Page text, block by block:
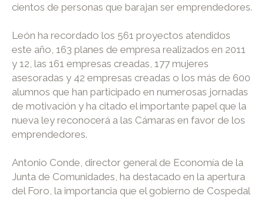
cientos de personas que barajan ser emprendedores.
León ha recordado los 561 proyectos atendidos
este año, 163 planes de empresa realizados en 2011
y 12, las 161 empresas creadas, 177 mujeres
asesoradas y 42 empresas creadas o los más de 600
alumnos que han participado en numerosas jornadas
de motivación y ha citado el importante papel que la
nueva ley reconocerá a las Cámaras en favor de los
emprendedores.
Antonio Conde, director general de Economía de la
Junta de Comunidades, ha destacado en la apertura
del Foro, la importancia que el gobierno de Cospedal